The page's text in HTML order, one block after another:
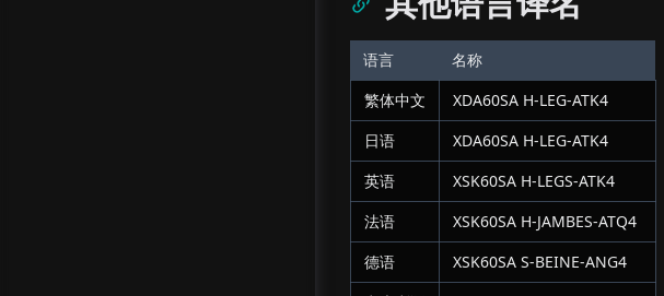
语言
名称
繁体中文
XDA60SA H-LEG-ATK4
日语
XDA60SA H-LEG-ATK4
英语
XSK60SA H-LEGS-ATK4
法语
XSK60SA H-JAMBES-ATQ4
德语
XSK60SA S-BEINE-ANG4